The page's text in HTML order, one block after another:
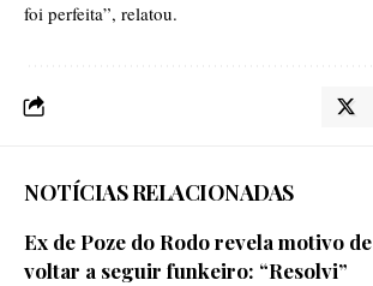
foi perfeita”, relatou.
NOTÍCIAS RELACIONADAS
Ex de Poze do Rodo revela motivo de
voltar a seguir funkeiro: “Resolvi”